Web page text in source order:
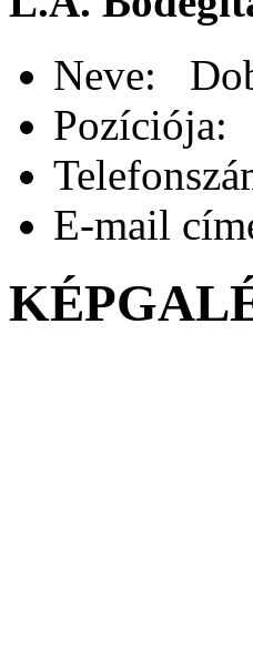
Neve:
Pozíciója:
E-mail